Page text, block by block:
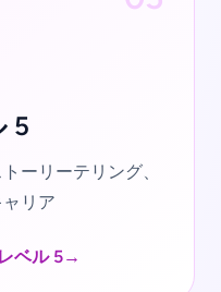
5
ーリーテリング、
リア
ベル 5→